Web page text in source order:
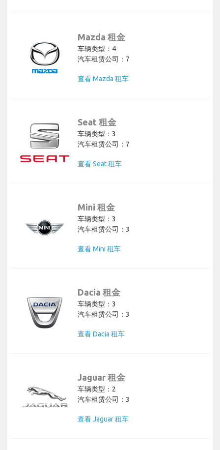
Mazda 租金
车辆类型：4
汽车租赁公司：7
查看 Mazda 租车
Seat 租金
车辆类型：3
汽车租赁公司：7
查看 Seat 租车
Mini 租金
车辆类型：3
汽车租赁公司：3
查看 Mini 租车
Dacia 租金
车辆类型：3
汽车租赁公司：3
查看 Dacia 租车
Jaguar 租金
车辆类型：2
汽车租赁公司：3
查看 Jaguar 租车